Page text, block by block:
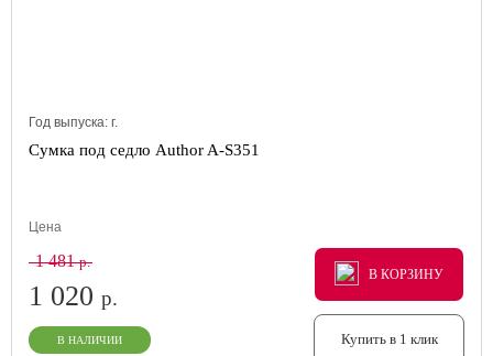
Год выпуска: г.
Сумка под седло Author A-S351
Цена
1 481р.
1 020 р.
В НАЛИЧИИ
В КОРЗИНУ
В КОРЗИНУ
В КОРЗИНУ
Купить в 1 клик